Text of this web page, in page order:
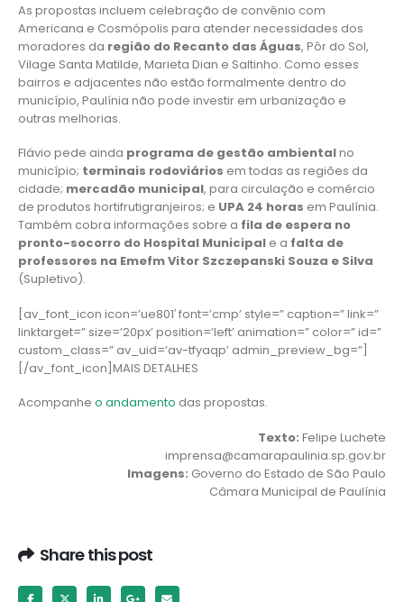
As propostas incluem celebração de convênio com
Americana e Cosmópolis para atender necessidades dos
moradores da região do Recanto das Águas, Pôr do Sol,
Vilage Santa Matilde, Marieta Dian e Saltinho. Como esses
bairros e adjacentes não estão formalmente dentro do
município, Paulínia não pode investir em urbanização e
outras melhorias.
Flávio pede ainda programa de gestão ambientalno
município; terminais rodoviários em todas as regiões da
cidade; mercadão municipal, para circulação e comércio
de produtos hortifrutigranjeiros; e UPA 24 horas em Paulínia.
Também cobra informações sobre a fila de espera no
pronto-socorro do Hospital Municipal e a falta de
professores na Emefm Vitor Szczepanski Souza e Silva
(Supletivo).
[av_font_icon icon=’ue801′ font=’cmp’ style=” caption=” link=”
linktarget=” size=’20px’ position=’left’ animation=” color=” id=”
custom_class=” av_uid=’av-tfyaqp’ admin_preview_bg=”]
[/av_font_icon]MAIS DETALHES
Acompanhe o andamento das propostas.
Texto: Felipe Luchete
imprensa@camarapaulinia.sp.gov.br
Imagens: Governo do Estado de São Paulo
Câmara Municipal de Paulínia
Share this post